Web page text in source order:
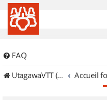
FAQ
UtagawaVTT (Randos VTT et VTTAE avec traces GPS)
Accueil